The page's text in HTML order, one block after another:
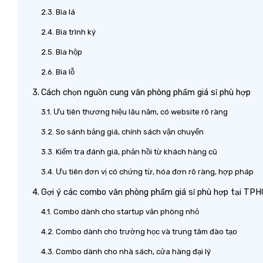
Bìa lá
Bìa trình ký
Bìa hộp
Bìa lỗ
Cách chọn nguồn cung văn phòng phẩm giá sỉ phù hợp
Ưu tiên thương hiệu lâu năm, có website rõ ràng
So sánh bảng giá, chính sách vận chuyển
Kiểm tra đánh giá, phản hồi từ khách hàng cũ
Ưu tiên đơn vị có chứng từ, hóa đơn rõ ràng, hợp pháp
Gợi ý các combo văn phòng phẩm giá sỉ phù hợp tại
Combo dành cho startup văn phòng nhỏ
Combo dành cho trường học và trung tâm đào tạo
Combo dành cho nhà sách, cửa hàng đại lý